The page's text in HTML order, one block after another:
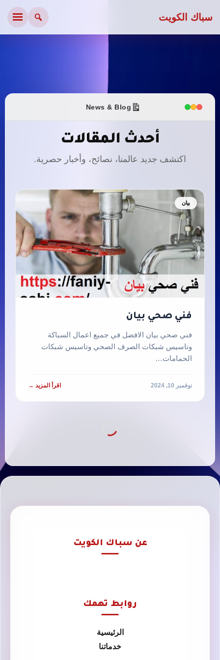
سباك الكويت
News & Blog
أحدث المقالات
اكتشف جديد عالمنا، نصائح، وأخبار حصرية.
بيان
فني صحي بيان
فني صحي بيان الافضل في جميع اعمال السباكة
وتاسيس شبكات الصرف الصحي وتاسيس شبكات
الحمامات…
نوفمبر 10, 2024 اقرأ المزيد →
عن سباك الكويت
روابط تهمك
الرئيسية
خدماتنا